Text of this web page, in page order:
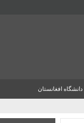
دانشگاه افغانستان